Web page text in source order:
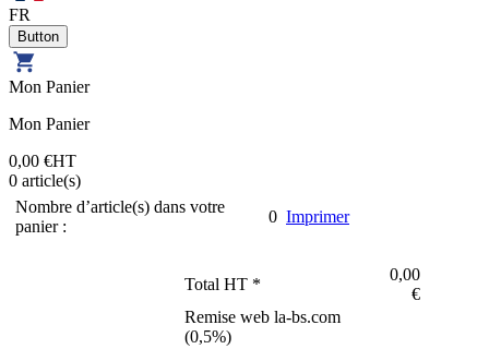
FR
Mon Panier
Mon Panier
0,00 €HT
0 article(s)
Nombre d’article(s) dans votre
panier :
0 Imprimer
Total HT *
0,00
€
Remise web la-bs.com
(0,5%)